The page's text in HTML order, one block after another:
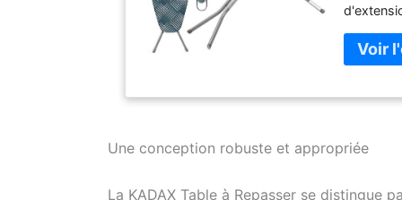
la
hauteur.
repasser
Une conception robuste et appropriée
La KADAX Table à Repasser se distingue